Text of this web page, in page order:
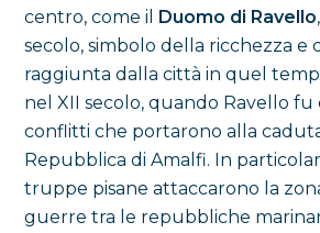
centro, come il Duomo di Ravello
secolo, simbolo della ricchezza e
raggiunta dalla città in quel
nel XII secolo, quando Ravello fu
conflitti che portarono alla
Repubblica di Amalfi. In
truppe pisane attaccarono la
guerre tra le repubbliche